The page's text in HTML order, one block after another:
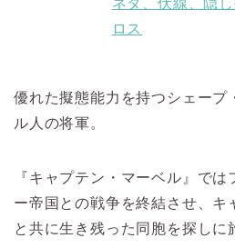
優れた擬態能力を持つシェープ
ル人の将軍。
『キャプテン・マーベル』では
ー帝国との戦争を終結させ、キ
と共に生き残った同胞を探しに